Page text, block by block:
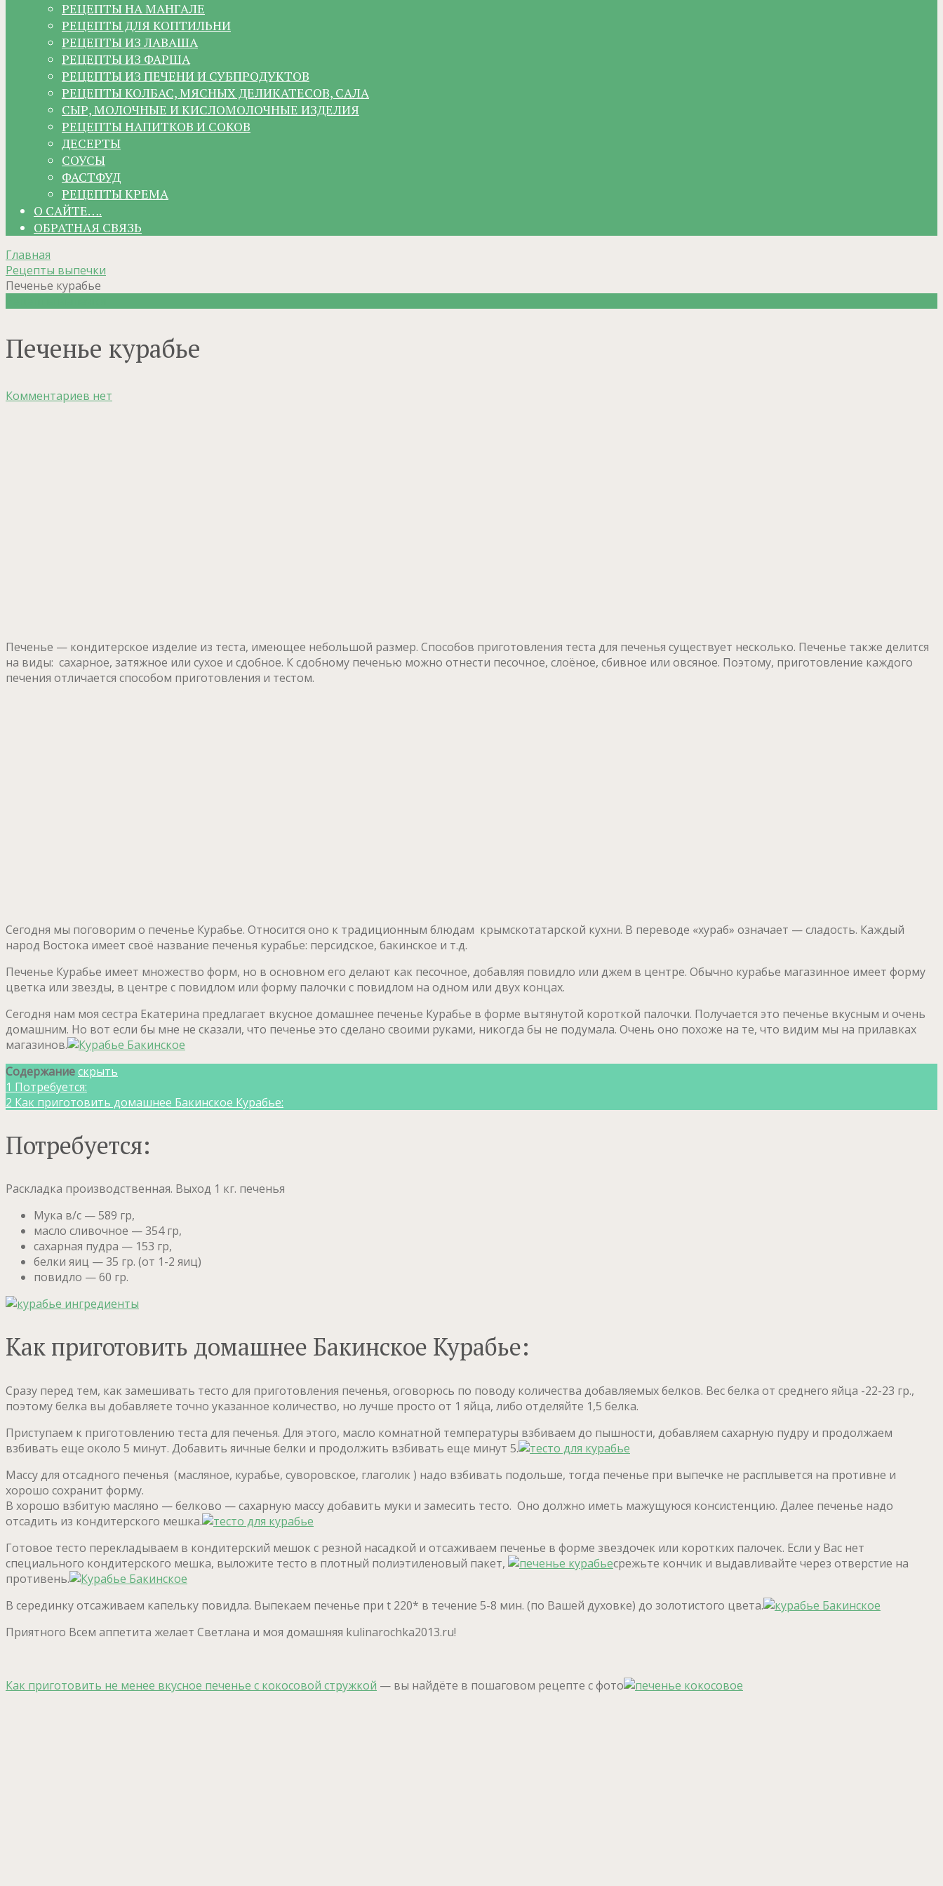
РЕЦЕПТЫ НА МАНГАЛЕ
РЕЦЕПТЫ ДЛЯ КОПТИЛЬНИ
РЕЦЕПТЫ ИЗ ЛАВАША
РЕЦЕПТЫ ИЗ ФАРША
РЕЦЕПТЫ ИЗ ПЕЧЕНИ И СУБПРОДУКТОВ
РЕЦЕПТЫ КОЛБАС, МЯСНЫХ ДЕЛИКАТЕСОВ, САЛА
СЫР, МОЛОЧНЫЕ И КИСЛОМОЛОЧНЫЕ ИЗДЕЛИЯ
РЕЦЕПТЫ НАПИТКОВ И СОКОВ
ДЕСЕРТЫ
СОУСЫ
ФАСТФУД
РЕЦЕПТЫ КРЕМА
О САЙТЕ….
ОБРАТНАЯ СВЯЗЬ
Главная
Рецепты выпечки
Печенье курабье
Печенье курабье
Комментариев нет
Печенье — кондитерское изделие из теста, имеющее небольшой размер. Способов приготовления теста для печенья существует несколько. Печенье также делится
на виды: сахарное, затяжное или сухое и сдобное. К сдобному печенью можно отнести песочное, слоёное, сбивное или овсяное. Поэтому, приготовление каждого
печения отличается способом приготовления и тестом.
Сегодня мы поговорим о печенье Курабье. Относится оно к традиционным блюдам крымскотатарской кухни. В переводе «хураб» означает — сладость. Каждый
народ Востока имеет своё название печенья курабье: персидское, бакинское и т.д.
Печенье Курабье имеет множество форм, но в основном его делают как песочное, добавляя повидло или джем в центре. Обычно курабье магазинное имеет форму
цветка или звезды, в центре с повидлом или форму палочки с повидлом на одном или двух концах.
Сегодня нам моя сестра Екатерина предлагает вкусное домашнее печенье Курабье в форме вытянутой короткой палочки. Получается это печенье вкусным и очень
домашним. Но вот если бы мне не сказали, что печенье это сделано своими руками, никогда бы не подумала. Очень оно похоже на те, что видим мы на прилавках
магазинов.
Содержаниескрыть
1 Потребуется:
2 Как приготовить домашнее Бакинское Курабье:
Потребуется:
Раскладка производственная. Выход 1 кг. печенья
Мука в/с — 589 гр,
масло сливочное — 354 гр,
сахарная пудра — 153 гр,
белки яиц — 35 гр. (от 1-2 яиц)
повидло — 60 гр.
Как приготовить домашнее Бакинское Курабье:
Сразу перед тем, как замешивать тесто для приготовления печенья, оговорюсь по поводу количества добавляемых белков. Вес белка от среднего яйца -22-23 гр.,
поэтому белка вы добавляете точно указанное количество, но лучше просто от 1 яйца, либо отделяйте 1,5 белка.
Приступаем к приготовлению теста для печенья. Для этого, масло комнатной температуры взбиваем до пышности, добавляем сахарную пудру и продолжаем
взбивать еще около 5 минут. Добавить яичные белки и продолжить взбивать еще минут 5.
Массу для отсадного печенья (масляное, курабье, суворовское, глаголик ) надо взбивать подольше, тогда печенье при выпечке не расплывется на противне и
хорошо сохранит форму.
В хорошо взбитую масляно — белково — сахарную массу добавить муки и замесить тесто. Оно должно иметь мажущуюся консистенцию. Далее печенье надо
отсадить из кондитерского мешка.
Готовое тесто перекладываем в кондитерский мешок с резной насадкой и отсаживаем печенье в форме звездочек или коротких палочек. Если у Вас нет
специального кондитерского мешка, выложите тесто в плотный полиэтиленовый пакет,
срежьте кончик и выдавливайте через отверстие на
противень.
В серединку отсаживаем капельку повидла. Выпекаем печенье при t 220* в течение 5-8 мин. (по Вашей духовке) до золотистого цвета.
Приятного Всем аппетита желает Светлана и моя домашняя kulinarochka2013.ru!
Как приготовить не менее вкусное печенье с кокосовой стружкой — вы найдёте в пошаговом рецепте с фото